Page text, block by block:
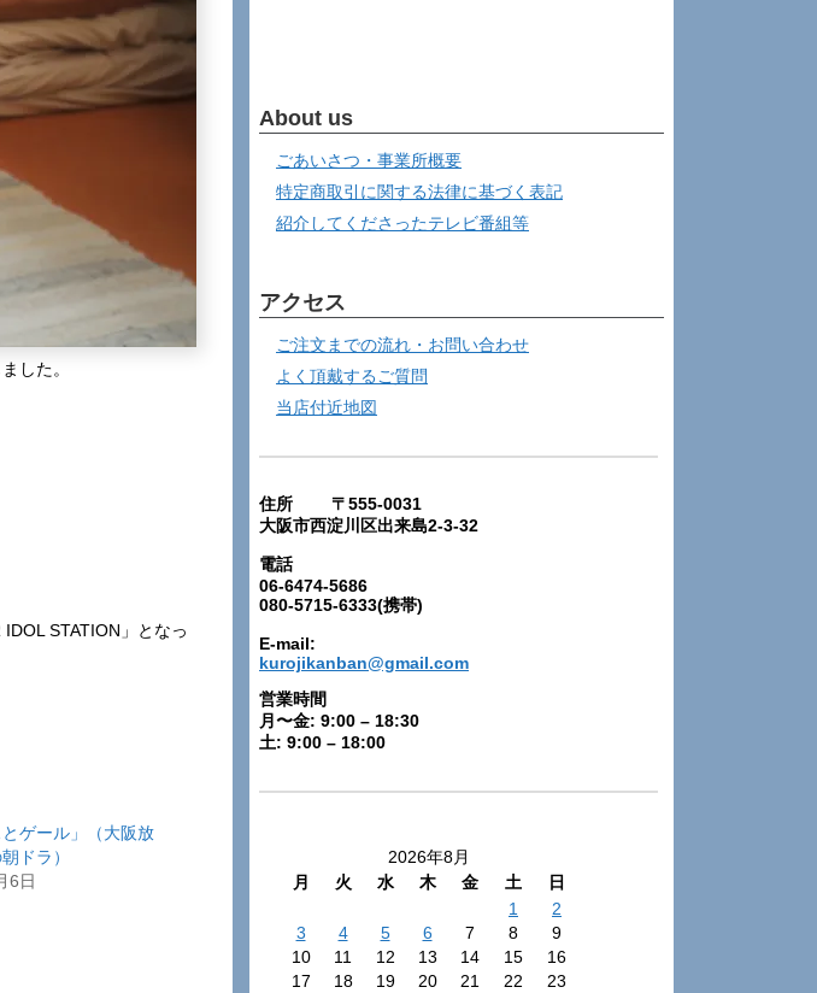
した。
STATION」となっ
とゲール」（大阪放
ドラ）
6日
About us
ごあいさつ・事業所概要
特定商取引に関する法律に基づく表記
紹介してくださったテレビ番組等
アクセス
ご注文までの流れ・お問い合わせ
よく頂戴するご質問
当店付近地図
住所 〒555-0031
大阪市西淀川区出来島2-3-32
電話
06-6474-5686
080-5715-6333(携帯)
E-mail:
kurojikanban@gmail.com
営業時間
月〜金: 9:00 – 18:30
土: 9:00 – 18:00
2026年8月
月
火 水 木 金 土
日
1
2
3
4 5 6 7 8
9
10
11 12 13 14 15
16
17
18 19 20 21 22
23